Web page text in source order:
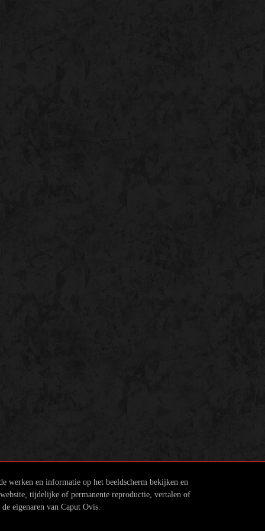
werken en informatie op het beeldscherm bekijken en
tijdelijke of permanente reproductie, vertalen of
eigenaren van Caput Ovis.